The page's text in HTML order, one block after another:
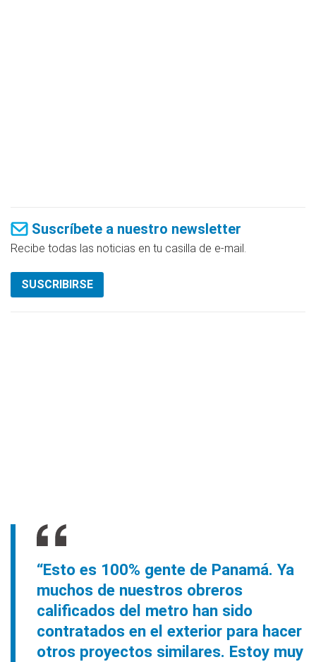
Suscríbete a nuestro newsletter
Recibe todas las noticias en tu casilla de e-mail.
SUSCRIBIRSE
“Esto es 100% gente de Panamá. Ya
muchos de nuestros obreros
calificados del metro han sido
contratados en el exterior para hacer
otros proyectos similares. Estoy muy